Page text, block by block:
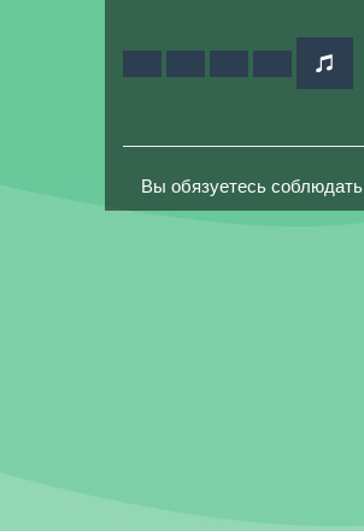
Вы обязуетесь соблюдать